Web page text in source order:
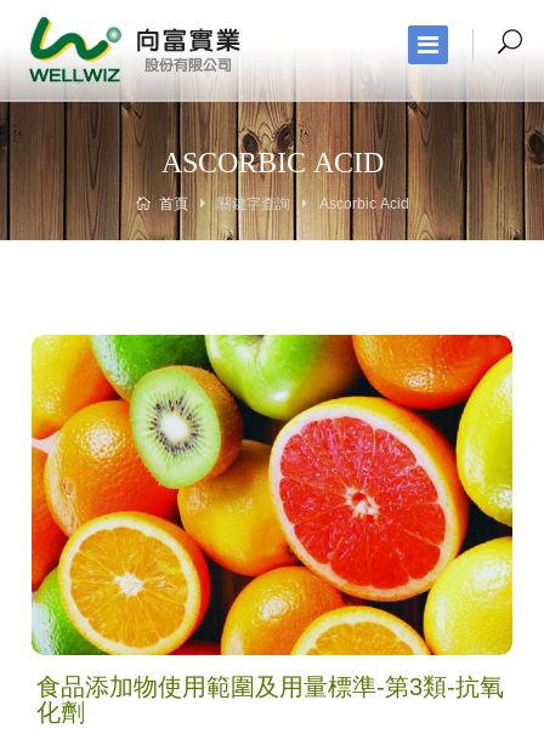
ASCORBIC ACID
首頁 關鍵字查詢 Ascorbic Acid
食品添加物使用範圍及用量標準-第3類-抗氧
化劑